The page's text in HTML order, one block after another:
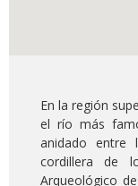
En la región
el río más
anidado entre
cordillera de
Arqueológico